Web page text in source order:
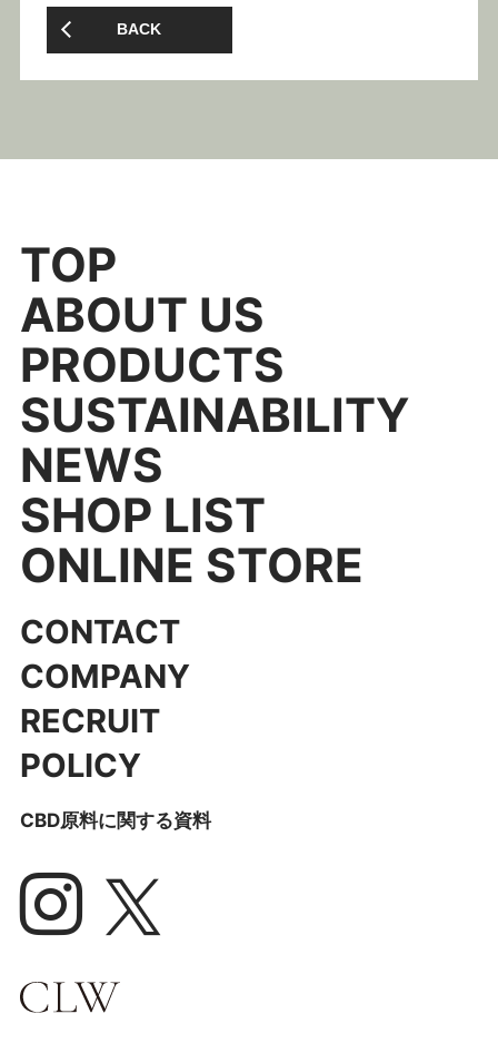
BACK
TOP
ABOUT US
PRODUCTS
SUSTAINABILITY
NEWS
SHOP LIST
ONLINE STORE
CONTACT
COMPANY
RECRUIT
POLICY
CBD原料に関する資料